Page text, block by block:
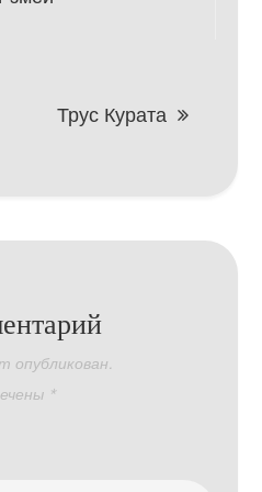
Трус Курата
опубликован.
*